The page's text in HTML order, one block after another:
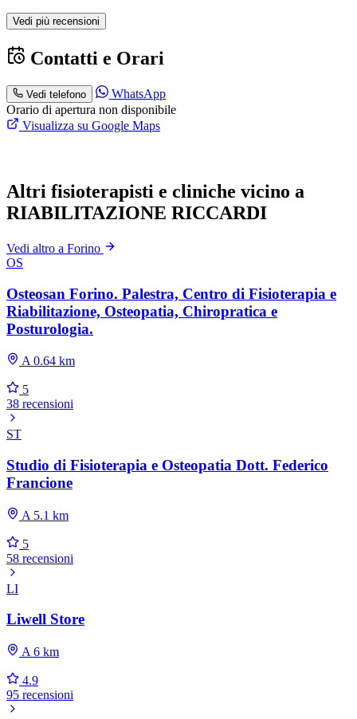
Vedi più recensioni
Contatti e Orari
Vedi telefono
WhatsApp
Orario di apertura non disponibile
Visualizza su Google Maps
Altri fisioterapisti e cliniche vicino a
RIABILITAZIONE RICCARDI
Vedi altro a Forino
OS
Osteosan Forino. Palestra, Centro di Fisioterapia e
Riabilitazione, Osteopatia, Chiropratica e
Posturologia.
A 0.64 km
5
38 recensioni
ST
Studio di Fisioterapia e Osteopatia Dott. Federico
Francione
A 5.1 km
5
58 recensioni
LI
Liwell Store
A 6 km
4.9
95 recensioni